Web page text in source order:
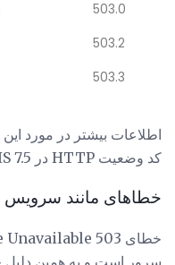
503.0
503.2
503.3
کد وضعیت HTTP در IIS 7.0، IIS 7.5 و صفحه IIS 8.0 پیدا کرد.
خطاهای مانند سرویس 503 در دسترس نیست
سرور است و به همین دلیل